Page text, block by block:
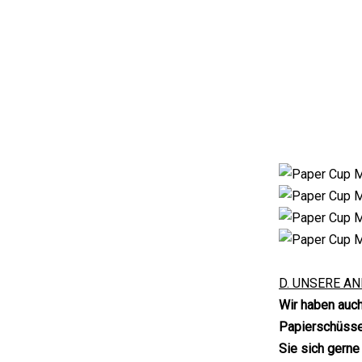
D. UNSERE
Wir haben
Sie sich